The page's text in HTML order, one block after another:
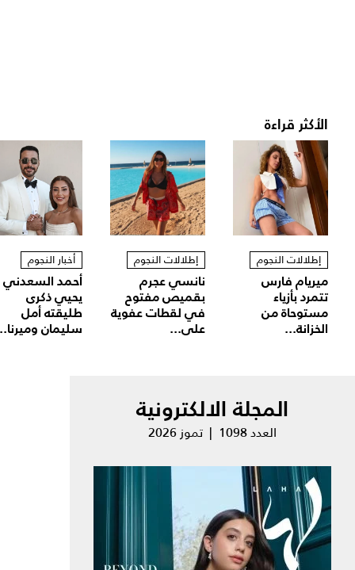
الأكثر قراءة
إطلالات النجوم
ميريام فارس
تتمرد بأزياء
مستوحاة من
الخزانة...
إطلالات النجوم
نانسي عجرم
بقميص مفتوح
في لقطات عفوية
على...
أخبار النجوم
أحمد السعدني
يحيي ذكرى
طليقته أمل
سليمان
المجلة الالكترونية
العدد 1098 | تموز 2026